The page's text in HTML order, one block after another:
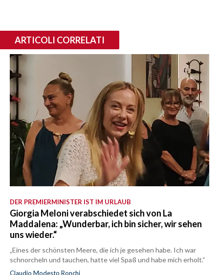
ARTICOLI CORRELATI
DER PREMIERMINISTER IST IM URLAUB
Giorgia Meloni verabschiedet sich von La
Maddalena: „Wunderbar, ich bin sicher, wir sehen
uns wieder.“
„Eines der schönsten Meere, die ich je gesehen habe. Ich war
schnorcheln und tauchen, hatte viel Spaß und habe mich erholt.“
Claudio Modesto Ronchi